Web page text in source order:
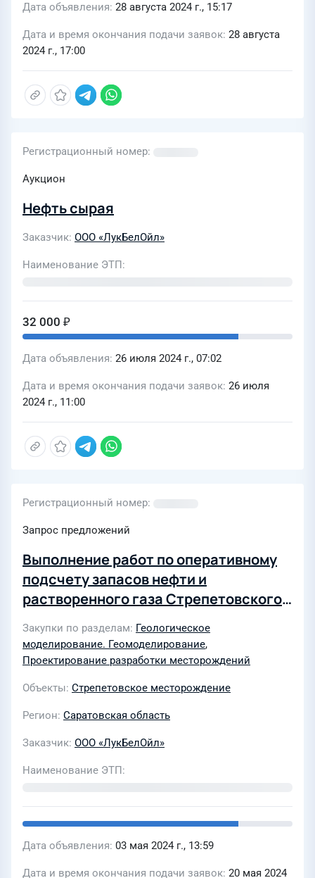
Дата объявления 28 августа 2024 г., 15:17
Дата и время окончания подачи заявок 28 августа
2024 г., 17:00
Регистрационный номер
Аукцион
Нефть сырая
Заказчик ООО «ЛукБелОйл»
Наименование ЭТП
32 000 ₽
Дата объявления 26 июля 2024 г., 07:02
Дата и время окончания подачи заявок 26 июля
2024 г., 11:00
Регистрационный номер
Запрос предложений
Выполнение работ по оперативному
подсчету запасов нефти и
растворенного газа Стрепетовского
Саратовской области и
технологическая схема разработки
месторождения Саратовской области
Закупки по разделам Геологическое
моделирование. Геомоделирование,
Проектирование разработки месторождений
Объекты Стрепетовское месторождение
Регион Саратовская область
Заказчик ООО «ЛукБелОйл»
Наименование ЭТП
Дата объявления 03 мая 2024 г., 13:59
Дата и время окончания подачи заявок 20 мая 2024